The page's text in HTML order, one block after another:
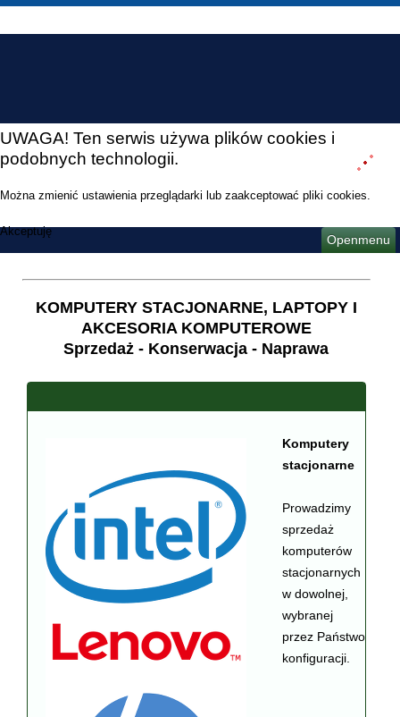
UWAGA! Ten serwis używa plików cookies i
podobnych technologii.
Można zmienić ustawienia przeglądarki lub zaakceptować pliki cookies.
Akceptuję
Openmenu
KOMPUTERY STACJONARNE, LAPTOPY I
AKCESORIA KOMPUTEROWE
Sprzedaż - Konserwacja - Naprawa
Komputery
stacjonarne
Prowadzimy
sprzedaż
komputerów
stacjonarnych
w dowolnej,
wybranej
przez Państwo
konfiguracji.